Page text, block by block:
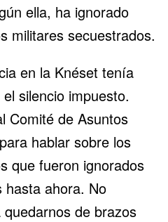
ella, ha ignorado
militares secuestrados.
en la Knéset tenía
silencio impuesto.
Comité de Asuntos
hablar sobre los
que fueron ignorados
hasta ahora. No
de brazos